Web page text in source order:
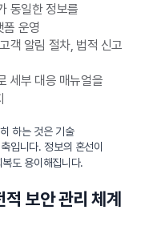
동일한 정보를
폼 운영
객 알림 절차, 법적 신고
세부 대응 매뉴얼을
하는 것은 기술
입니다. 정보의 혼선이
도 용이해집니다.
보안 관리 체계